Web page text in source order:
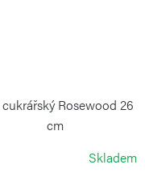
Rosewood 26
cm
Skladem